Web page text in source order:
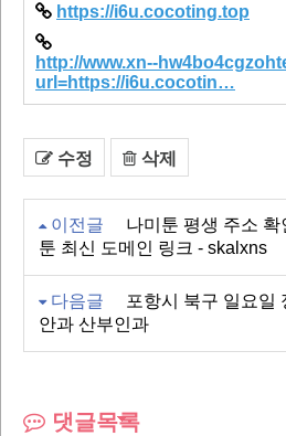
https://i6u.cocoting.top
http://www.xn--
url=https://i6u.cocotin…
수정 삭제
이전글
나미툰 평생 주소 확
툰 최신 도메인 링크 - skalxns
다음글
포항시 북구 일요일
안과 산부인과
댓글목록